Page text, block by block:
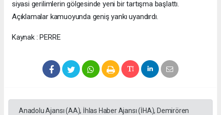
siyasi gerilimlerin gölgesinde yeni bir tartışma başlattı.
Açıklamalar kamuoyunda geniş yankı uyandırdı.
Kaynak : PERRE
Anadolu Ajansı (AA), İhlas Haber Ajansı (İHA), Demirören